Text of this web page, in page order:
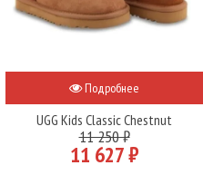
Подробнее
UGG Kids Classic Chestnut
11 250 ₽
11 627 ₽